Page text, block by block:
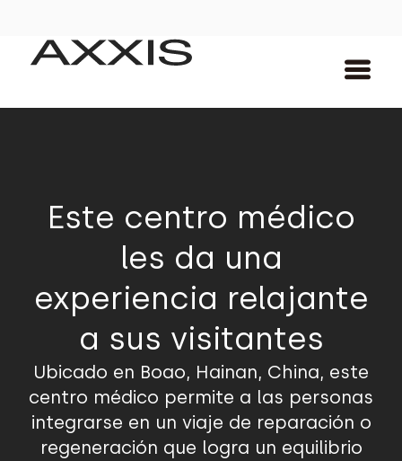
Este centro médico
les da una
experiencia relajante
a sus visitantes
Ubicado en Boao, Hainan, China, este
centro médico permite a las personas
integrarse en un viaje de reparación o
regeneración que logra un equilibrio